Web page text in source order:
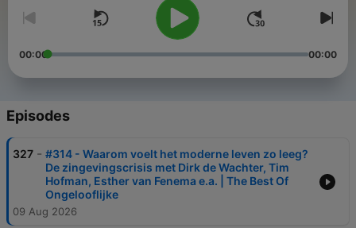
00:00 00:00
Episodes
327 - #314 - Waarom voelt het moderne leven zo leeg?
De zingevingscrisis met Dirk de Wachter, Tim
Hofman, Esther van Fenema e.a. | The Best Of
Ongelooflijke
09 Aug 2026